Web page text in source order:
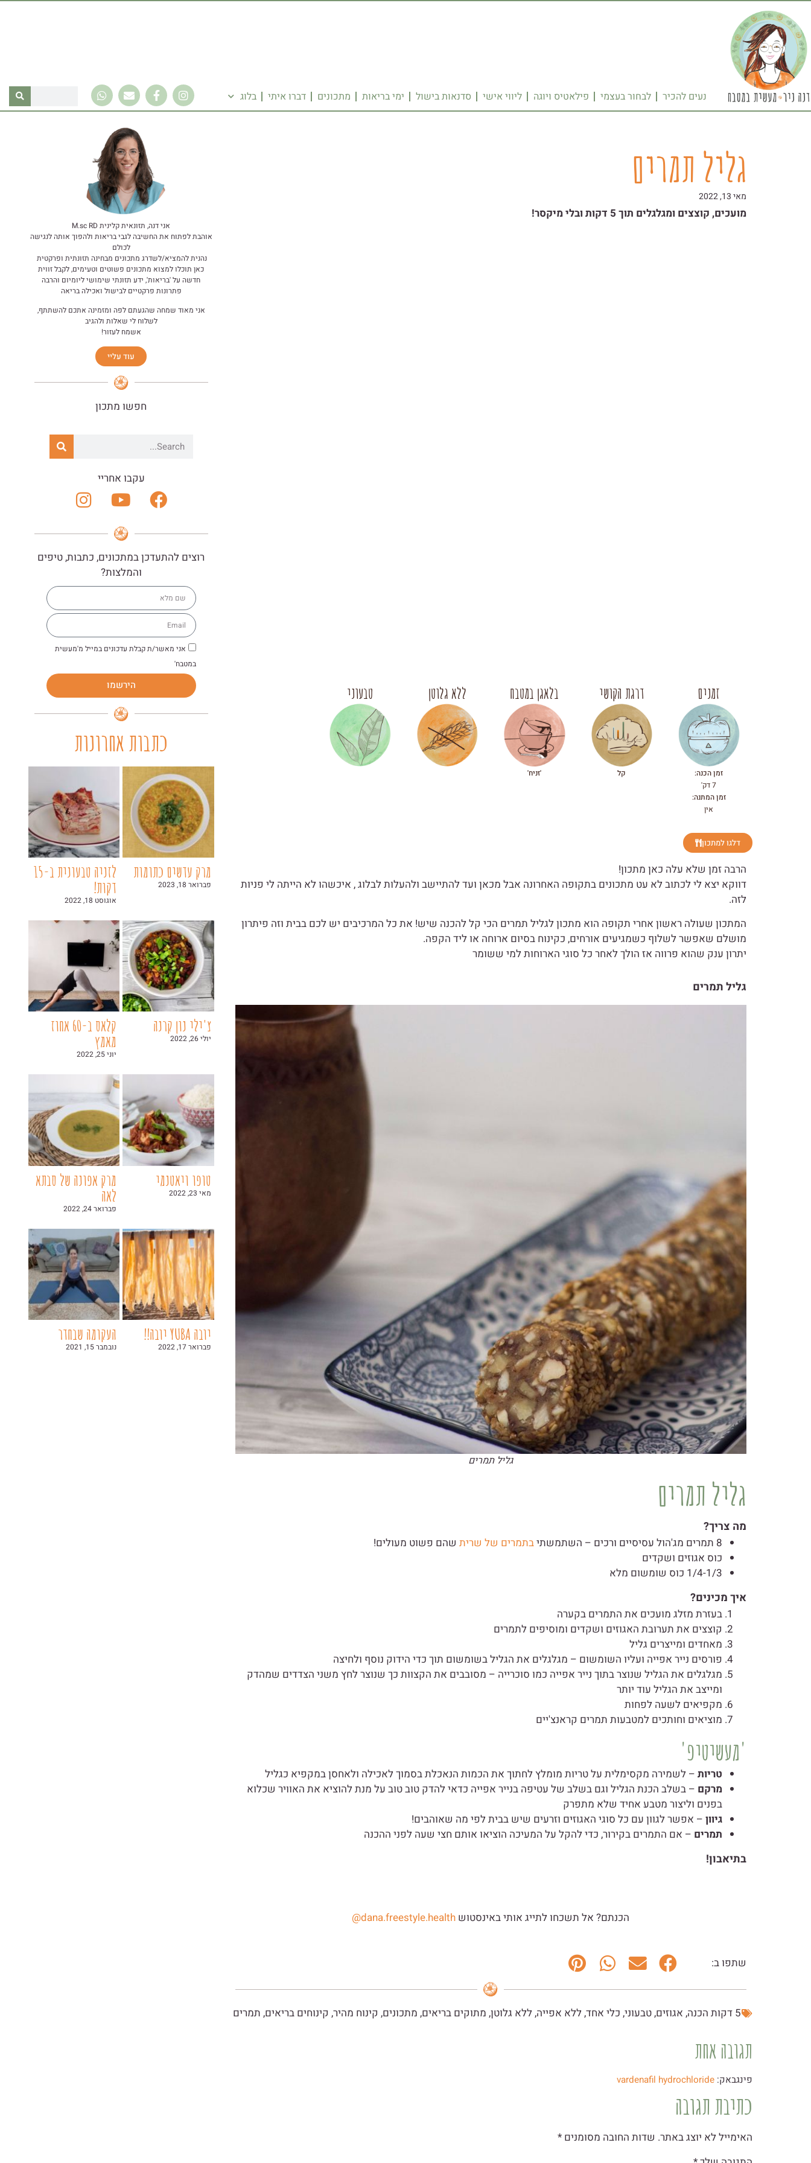
נעים להכיר לבחור בעצמי פילאטיס ויוגה ליווי אישי סדנאות בישול ימי בריאות מתכונים דברו איתי בלוג
גליל תמרים
מאי 13, 2022
מועכים, קוצצים ומגלגלים תוך 5 דקות ובלי מיקסר!
זמנים
זמן הכנה:
7 דק'
זמן המתנה:
אין
דרגת הקושי
קל
בלאגן במטבח
'זניח'
ללא גלוטן טבעוני
דלגו למתכון
הרבה זמן שלא עלה כאן מתכון!
דווקא יצא לי לכתוב לא עט מתכונים בתקופה האחרונה אבל מכאן ועד להתיישב ולהעלות לבלוג , איכשהו לא הייתה לי פניות
לזה.
המתכון שעולה ראשון אחרי תקופה הוא מתכון לגליל תמרים הכי קל להכנה שיש! את כל המרכיבים יש לכם בבית וזה פיתרון
מושלם שאפשר לשלוף כשמגיעים אורחים, כקינוח בסיום ארוחה או ליד הקפה.
יתרון ענק שהוא פרווה אז הולך לאחר כל סוגי הארוחות למי ששומר
גליל תמרים
גליל תמרים
גליל תמרים
מה צריך?
8 תמרים מג'הול עסיסיים ורכים – השתמשתי בתמרים של שרית שהם פשוט מעולים!
כוס אגוזים ושקדים
1/4-1/3 כוס שומשום מלא
איך מכינים?
בעזרת מזלג מועכים את התמרים בקערה
קוצצים את תערובת האגוזים ושקדים ומוסיפים לתמרים
מאחדים ומייצרים גליל
פורסים נייר אפייה ועליו השומשום – מגלגלים את הגליל בשומשום תוך כדי הידוק נוסף ולחיצה
מגלגלים את הגליל שנוצר בתוך נייר אפייה כמו סוכרייה – מסובבים את הקצוות כך שנוצר לחץ משני הצדדים שמהדק
ומייצב את הגליל עוד יותר
מקפיאים לשעה לפחות
מוציאים וחותכים למטבעות תמרים קראנצ'יים
'מעשיטיפ'
טריות – לשמירה מקסימלית על טריות מומלץ לחתוך את הכמות הנאכלת בסמוך לאכילה ולאחסן במקפיא כגליל
מרקם – בשלב הכנת הגליל וגם בשלב של עטיפה בנייר אפייה כדאי להדק טוב טוב על מנת להוציא את האוויר שכלוא
בפנים וליצור מטבע אחיד שלא מתפרק
גיוון – אפשר לגוון עם כל סוגי האגוזים וזרעים שיש בבית לפי מה שאוהבים!
תמרים – אם התמרים בקירור, כדי להקל על המעיכה הוציאו אותם חצי שעה לפני ההכנה
בתיאבון!
הכנתם? אל תשכחו לתייג אותי באינסטוש dana.freestyle.health@
שתפו ב:
5 דקות הכנה , אגוזים,טבעוני, כלי אחד, ללא אפייה, ללא גלוטן, מתוקים בריאים, מתכונים, קינוח מהיר, קינוחים בריאים, תמרים
תגובה אחת
פינגבאק: vardenafil hydrochloride
כתיבת תגובה
האימייל לא יוצג באתר. שדות החובה מסומנים *
אני דנה, תזונאית קלינית M.sc RD
אוהבת לפתוח את החשיבה לגבי בריאות ולהפוך אותה לנגישה
לכולם
נהנית להמציא/לשדרג מתכונים מבחינה תזונתית ופרקטית
כאן תוכלו למצוא מתכונים פשוטים וטעימים, לקבל זווית
חדשה על 'בריאות', ידע תזונתי שימושי ליומיום והרבה
פתרונות פרקטיים לבישול ואכילה בריאה
אני מאוד שמחה שהגעתם לפה ומזמינה אתכם להשתתף,
לשלוח לי שאלות ולהגיב
אשמח לעזור!
עוד עליי
חפשו מתכון
עקבו אחריי
רוצים להתעדכן במתכונים, כתבות, טיפים
והמלצות?
אני מאשר/ת קבלת עדכונים במייל מ'מעשית
במטבח'
הירשמו
כתבות אחרונות
מרק עדשים כתומות
פברואר 18, 2023
לזניה טבעונית ב-15
דקות!
אוגוסט 18, 2022
צ'ילי נון קרנה
יולי 26, 2022
קלאס ב-60 אחוז
מאמץ
יוני 25, 2022
טופו ויאטנמי
מאי 23, 2022
מרק אפונה של סבתא
לאה
פברואר 24, 2022
יובה YUBA יובה!!
פברואר 17, 2022
העקומה שבחדר
נובמבר 15, 2021